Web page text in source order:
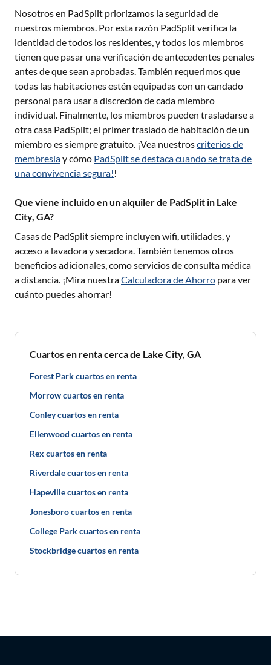
Nosotros en PadSplit priorizamos la seguridad de
nuestros miembros. Por esta razón PadSplit verifica la
identidad de todos los residentes, y todos los miembros
tienen que pasar una verificación de antecedentes penales
antes de que sean aprobadas. También requerimos que
todas las habitaciones estén equipadas con un candado
personal para usar a discreción de cada miembro
individual. Finalmente, los miembros pueden trasladarse a
otra casa PadSplit; el primer traslado de habitación de un
miembro es siempre gratuito. ¡Vea nuestroscriterios de
membresíay cómo PadSplit se destaca cuando se trata de
una convivencia segura!!
Que viene incluido en un alquiler de PadSplit in Lake
City, GA?
Casas de PadSplit siempre incluyen wifi, utilidades, y
acceso a lavadora y secadora. También tenemos otros
beneficios adicionales, como servicios de consulta médica
a distancia. ¡Mira nuestraCalculadora de Ahorro para ver
cuánto puedes ahorrar!
Cuartos en renta cerca de Lake City, GA
Forest Park cuartos en renta
Morrow cuartos en renta
Conley cuartos en renta
Ellenwood cuartos en renta
Rex cuartos en renta
Riverdale cuartos en renta
Hapeville cuartos en renta
Jonesboro cuartos en renta
College Park cuartos en renta
Stockbridge cuartos en renta